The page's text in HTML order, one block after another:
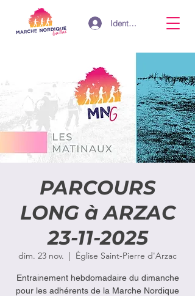
Identifiant
PARCOURS
LONG à ARZAC
23-11-2025
dim. 23 nov.
  |
Église Saint-Pierre d'Arzac
Entrainement hebdomadaire du dimanche
pour les adhérents de la Marche Nordique